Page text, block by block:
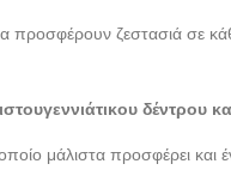
προσφέρουν ζεστασιά σε
δέντρου
μάλιστα προσφέρει και